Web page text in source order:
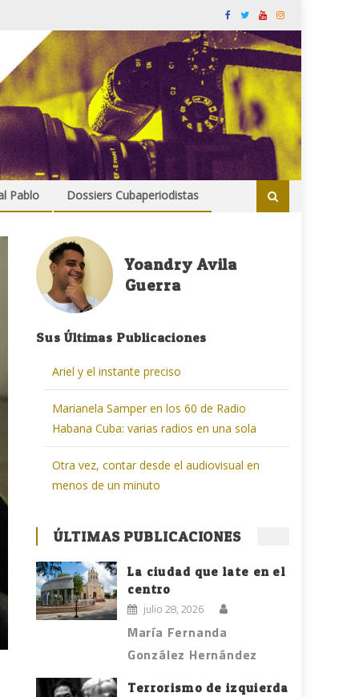
Pablo Dossiers Cubaperiodistas
Yoandry Avila
Guerra
Sus Últimas Publicaciones
Ariel y el instante preciso
Marianela Samper en los 60 de Radio
Habana Cuba: varias radios en una sola
Otra vez, contar desde el audiovisual en
menos de un minuto
ÚLTIMAS PUBLICACIONES
La ciudad que late en el
centro
julio 28, 2026
María Fernanda
González Hernández
Terrorismo de izquierda